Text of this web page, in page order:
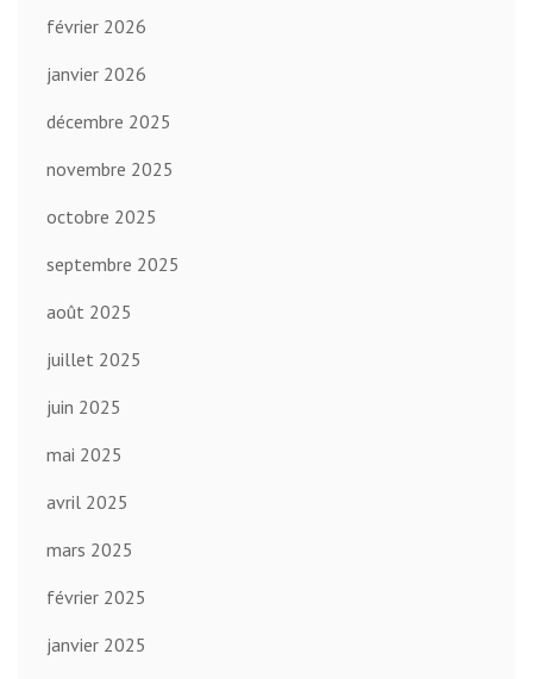
février 2026
janvier 2026
décembre 2025
novembre 2025
octobre 2025
septembre 2025
août 2025
juillet 2025
juin 2025
mai 2025
avril 2025
mars 2025
février 2025
janvier 2025